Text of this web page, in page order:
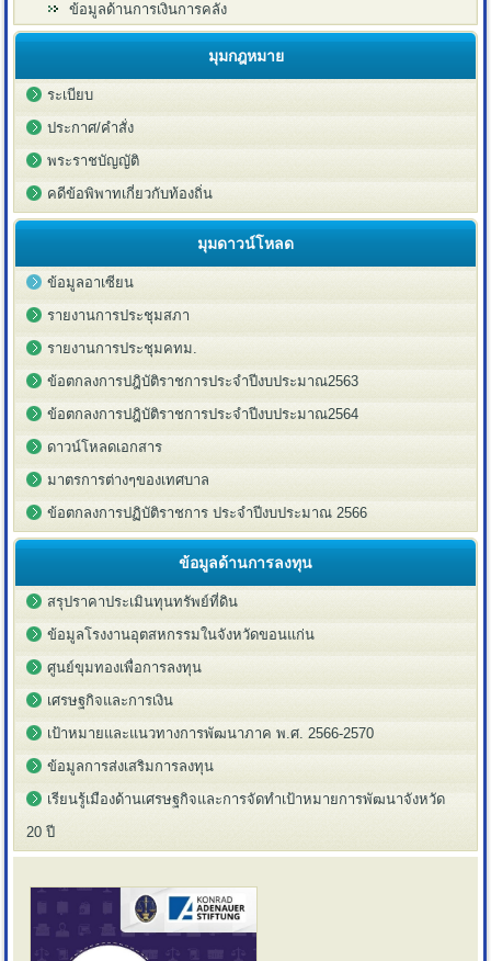
ข้อมูลด้านการเงินการคลัง
มุมกฎหมาย
ระเบียบ
ประกาศ/คำสั่ง
พระราชบัญญัติ
คดีข้อพิพาทเกี่ยวกับท้องถิ่น
มุมดาวน์โหลด
ข้อมูลอาเซียน
รายงานการประชุมสภา
รายงานการประชุมคทม.
ข้อตกลงการปฎิบัติราชการประจำปีงบประมาณ2563
ข้อตกลงการปฎิบัติราชการประจำปีงบประมาณ2564
ดาวน์โหลดเอกสาร
มาตรการต่างๆของเทศบาล
ข้อตกลงการปฏิบัติราชการ ประจำปีงบประมาณ 2566
ข้อมูลด้านการลงทุน
สรุปราคาประเมินทุนทรัพย์ที่ดิน
ข้อมูลโรงงานอุตสหกรรมในจังหวัดขอนแก่น
ศูนย์ขุมทองเพื่อการลงทุน
เศรษฐกิจและการเงิน
เป้าหมายและแนวทางการพัฒนาภาค พ.ศ. 2566-2570
ข้อมูลการส่งเสริมการลงทุน
เรียนรู้เมืองด้านเศรษฐกิจและการจัดทำเป้าหมายการพัฒนาจังหวัด
20 ปี